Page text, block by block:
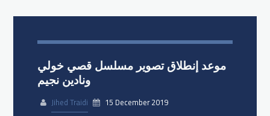
موعد إنطلاق تصوير مسلسل قصي خولي
ونادين نجيم
Jihed Traidi
15 December 2019